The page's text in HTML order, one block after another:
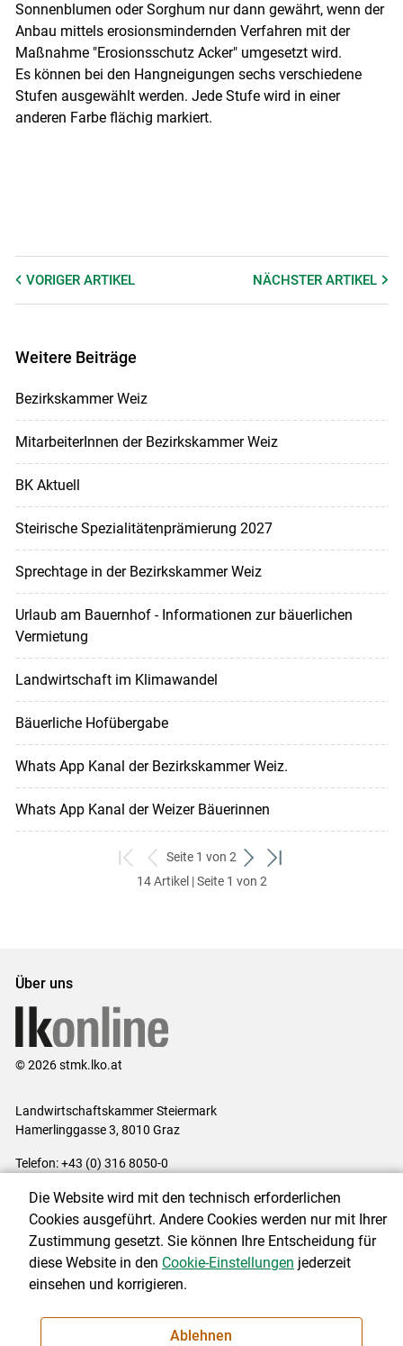
Sonnenblumen oder Sorghum nur dann gewährt, wenn der
Anbau mittels erosionsmindernden Verfahren mit der
Maßnahme "Erosionsschutz Acker" umgesetzt wird.
Es können bei den Hangneigungen sechs verschiedene
Stufen ausgewählt werden. Jede Stufe wird in einer
anderen Farbe flächig markiert.
VORIGER ARTIKEL NÄCHSTERARTIKEL
Weitere Beiträge
Bezirkskammer Weiz
MitarbeiterInnen der Bezirkskammer Weiz
BK Aktuell
Steirische Spezialitätenprämierung 2027
Sprechtage in der Bezirkskammer Weiz
Urlaub am Bauernhof - Informationen zur bäuerlichen
Vermietung
Landwirtschaft im Klimawandel
Bäuerliche Hofübergabe
Whats App Kanal der Bezirkskammer Weiz.
Whats App Kanal der Weizer Bäuerinnen
zum
ersten
zurück
zum
Seite 1 von 2
weiter
zum
zum
14 Artikel | Seite 1 von 2
Über uns
© 2026 stmk.lko.at
Landwirtschaftskammer Steiermark
Hamerlinggasse 3, 8010 Graz
Telefon: +43 (0) 316 8050-0
Impressum|Kontakt|Datenschutzerklärung|Barrierefreiheit|
Cookie-Einstellungen
NEWSLETTER
Die Website wird mit den technisch erforderlichen
Cookies ausgeführt. Andere Cookies werden nur mit Ihrer
Zustimmung gesetzt. Sie können Ihre Entscheidung für
diese Website in den Cookie-Einstellungen jederzeit
einsehen und korrigieren.
Ablehnen